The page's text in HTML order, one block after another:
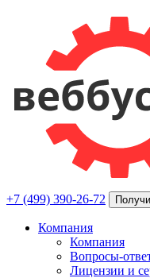
+7 (499) 390-26-72
Компания
Компания
Вопросы-
Лицензии и